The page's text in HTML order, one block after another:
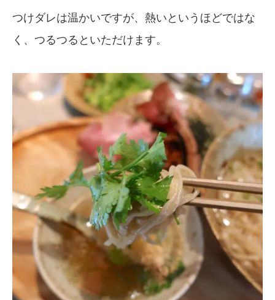
つけダレは温かいですが、熱いというほどではな
く、つるつるといただけます。